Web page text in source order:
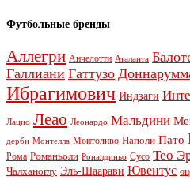
Футбольные бренды
Аллегри Анчелотти Аталанта
Галлиани Гаттузо
Ибрагимович Индзаги
Лацио Леао Леонардо Мальдини
дерби Монтелла Монтоливо Наполи Пато
Рома Романьоли Роналдиньо Сусо Тео
Чалханоглу Эль-Шаарави Ювентус